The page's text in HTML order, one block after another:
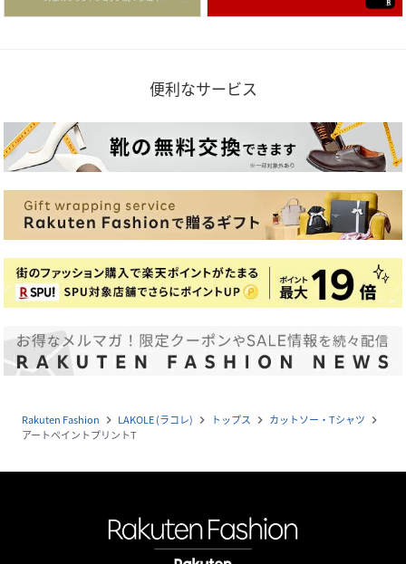
便利なサービス
Rakuten Fashion navigate_next LAKOLE (ラコレ) navigate_next トップス navigate_next カットソー・Tシャツ navigate_next
アートペイントプリントT